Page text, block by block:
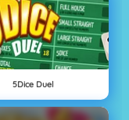
5Dice Duel